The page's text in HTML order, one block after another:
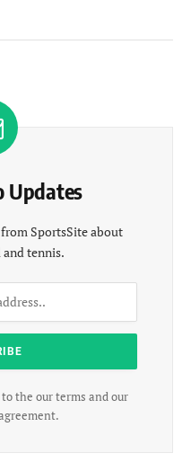
Updates
SportsSite about
tennis.
the our terms and our